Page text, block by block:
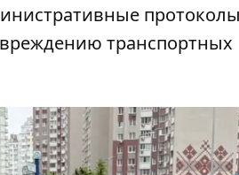
транспортных